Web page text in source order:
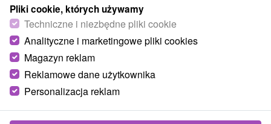
Atrakcje z adrenaliną (3) Kolejki linowe
Tory bobslejowe (1)
Wsie i miasta
Marianka(1) Reca (1)
Pliki cookie, których używamy
Techniczne i niezbędne pliki cookie
Analityczne i marketingowe pliki cookies
Magazyn reklam
Reklamowe dane użytkownika
Personalizacja reklam